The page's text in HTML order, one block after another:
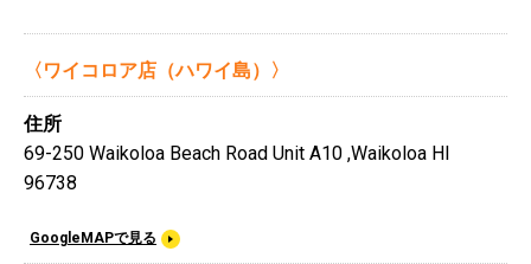
〈ワイコロア店（ハワイ島）〉
住所
69-250 Waikoloa Beach Road Unit A10 ,Waikoloa HI
96738
GoogleMAPで見る